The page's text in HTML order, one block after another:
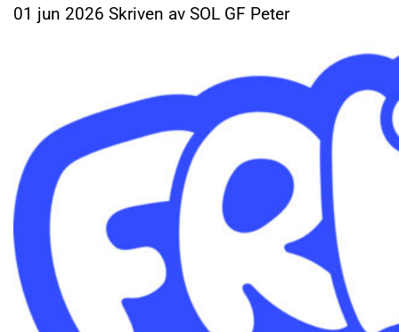
01 jun 2026 Skriven av SOL GF Peter